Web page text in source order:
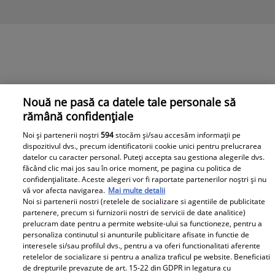
Motivul pentru care Elena Marin nu are iubit la 36 de
ani. Fosta concurentă Survivor All Stars: “Îmi doresc o
familie corectă și fericită” / Exclusiv
Nouă ne pasă ca datele tale personale să
rămână confidențiale
Noi și partenerii noștri594stocăm și/sau accesăm informații pe
dispozitivul dvs., precum identificatorii cookie unici pentru prelucrarea
datelor cu caracter personal. Puteți accepta sau gestiona alegerile dvs.
făcând clic mai jos sau în orice moment, pe pagina cu politica de
confidențialitate. Aceste alegeri vor fi raportate partenerilor noștri și nu
vă vor afecta navigarea. Mai multe detalii
Noi si partenerii nostri (retelele de socializare si agentiile de publicitate
partenere, precum si furnizorii nostri de servicii de date analitice)
prelucram date pentru a permite website-ului sa functioneze, pentru a
personaliza continutul si anunturile publicitare afisate in functie de
interesele si/sau profilul dvs., pentru a va oferi functionalitati aferente
retelelor de socializare si pentru a analiza traficul pe website. Beneficiati
de drepturile prevazute de art. 15-22 din GDPR in legatura cu